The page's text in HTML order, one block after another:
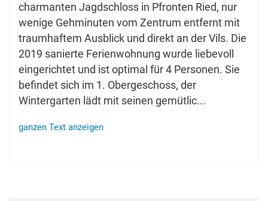
charmanten Jagdschloss in Pfronten Ried, nur
wenige Gehminuten vom Zentrum entfernt mit
traumhaftem Ausblick und direkt an der Vils. Die
2019 sanierte Ferienwohnung wurde liebevoll
eingerichtet und ist optimal für 4 Personen. Sie
befindet sich im 1. Obergeschoss, der
Wintergarten lädt mit seinen gemütlic...
ganzen Text anzeigen